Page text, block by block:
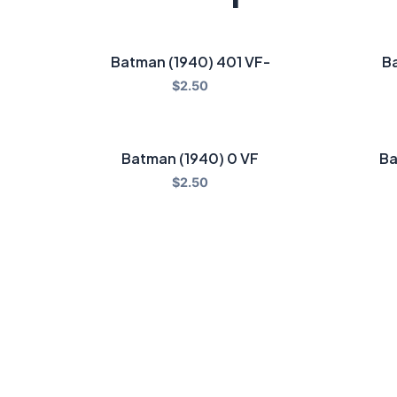
Batman (1940) 401 VF-
$2.50
Batman (1940) 0 VF
$2.50